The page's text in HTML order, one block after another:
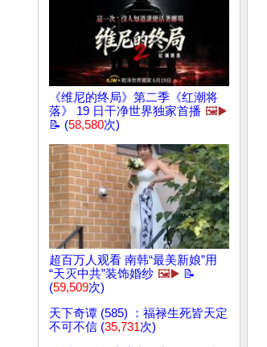
《维尼的终局》第二季《红潮将
落》 19 日干净世界独家首播 🖼️▶️
📝 (58,580次)
超百万人观看 南韩“最美新娘”用
“天灭中共”装饰婚纱 🖼️▶️ 📝
(59,509次)
天下奇谭 (585) ：福禄生死皆天定
不可不信 (35,731次)